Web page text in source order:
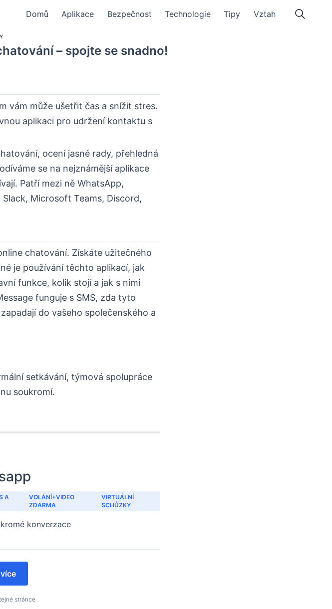
Domů Aplikace Bezpečnost Technologie Tipy Vztah
– spojte se snadno!
vám může ušetřit čas a snížit stres.
aplikaci pro udržení kontaktu s
ocení jasné rady, přehledná
se na nejznámější aplikace
Patří mezi ně WhatsApp,
Microsoft Teams, Discord,
chatování. Získáte užitečného
je používání těchto aplikací, jak
funkce, kolik stojí a jak s nimi
funguje s SMS, zda tyto
do vašeho společenského a
setkávání, týmová spolupráce
soukromí.
A
VOLÁNÍ+VIDEO
ZDARMA
VIRTUÁLNÍ
SCHŮZKY
konverzace
stránce